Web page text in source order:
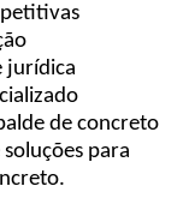
jurídica
de concreto
para